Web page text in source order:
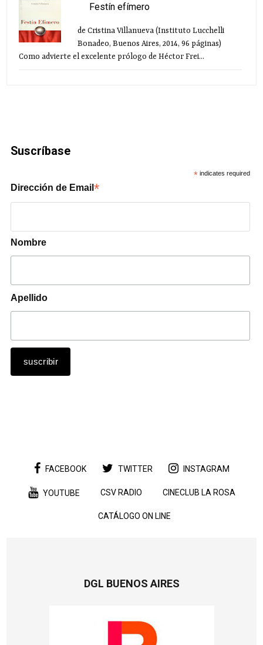
Festín efímero
de Cristina Villanueva (Instituto Lucchelli
Bonadeo, Buenos Aires, 2014, 96 páginas)
Como advierte el excelente prólogo de Héctor Frei...
Suscríbase
* indicates required
Dirección de Email*
Nombre
Apellido
FACEBOOK TWITTER INSTAGRAM
YOUTUBE CSV RADIO CINECLUB LA ROSA
CATÁLOGO ON LINE
DGL BUENOS AIRES